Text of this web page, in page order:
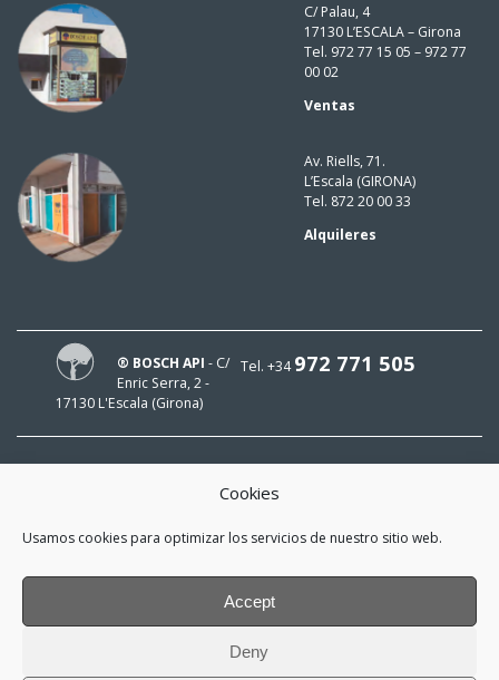
Cookies
Usamos cookies para optimizar los servicios de nuestro sitio web.
Accept
Deny
C/ Palau, 4
17130 L’ESCALA – Girona
Tel. 972 77 15 05 – 972 77
00 02
Ventas
Av. Riells, 71.
L’Escala (GIRONA)
Tel. 872 20 00 33
Alquileres
Tel. +34972 771 505
® BOSCH API - C/
Enric Serra, 2 -
17130 L'Escala (Girona)
¡Mi e-mail es
y me interesa estar al día!
*He leído y acepto lapolítica de